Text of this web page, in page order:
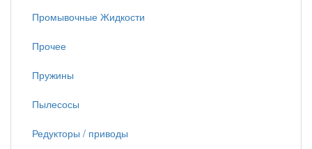
Промывочные Жидкости
Прочее
Пружины
Пылесосы
Редукторы / приводы